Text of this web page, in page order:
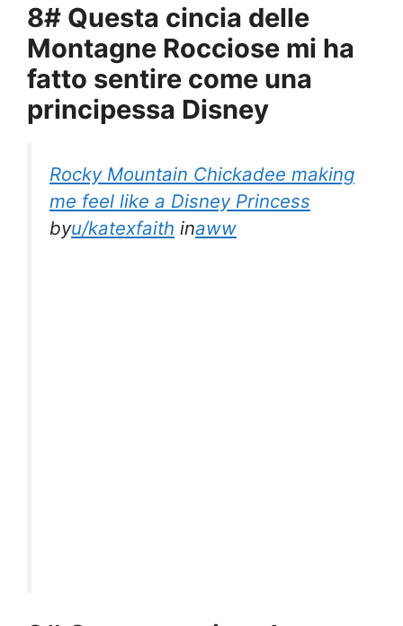
8# Questa cincia delle
Montagne Rocciose mi ha
fatto sentire come una
principessa Disney
Rocky Mountain Chickadee making
me feel like a Disney Princess
byu/katexfaith inaww